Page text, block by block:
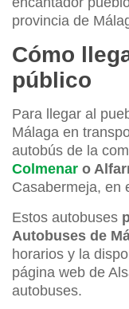
provincia de
Cómo
público
Para llegar al
Málaga en
autobús de la
Colmenar o
Casabermeja, en
Estos autobuses
Autobuses de
horarios y la
página web de
autobuses.